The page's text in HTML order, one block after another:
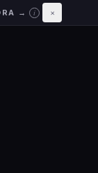
→ i ×